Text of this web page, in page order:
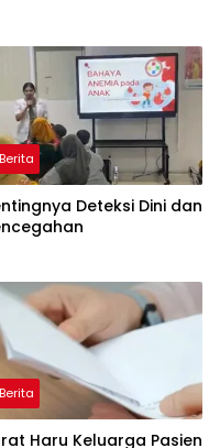
Berita
Deteksi Dini dan
Berita
Haru Keluarga Pasien